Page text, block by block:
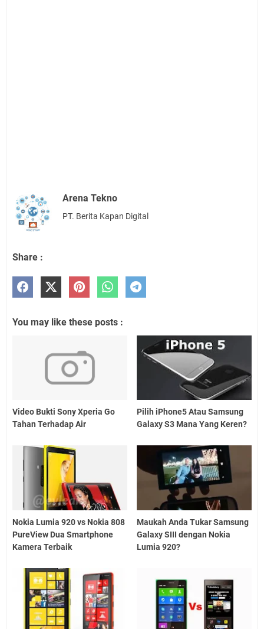
Arena Tekno
PT. Berita Kapan Digital
Share :
You may like these posts :
Video Bukti Sony Xperia Go
Tahan Terhadap Air
Pilih iPhone5 Atau Samsung
Galaxy S3 Mana Yang Keren?
Nokia Lumia 920 vs Nokia 808
PureView Dua Smartphone
Kamera Terbaik
Maukah Anda Tukar Samsung
Galaxy SIII dengan Nokia
Lumia 920?